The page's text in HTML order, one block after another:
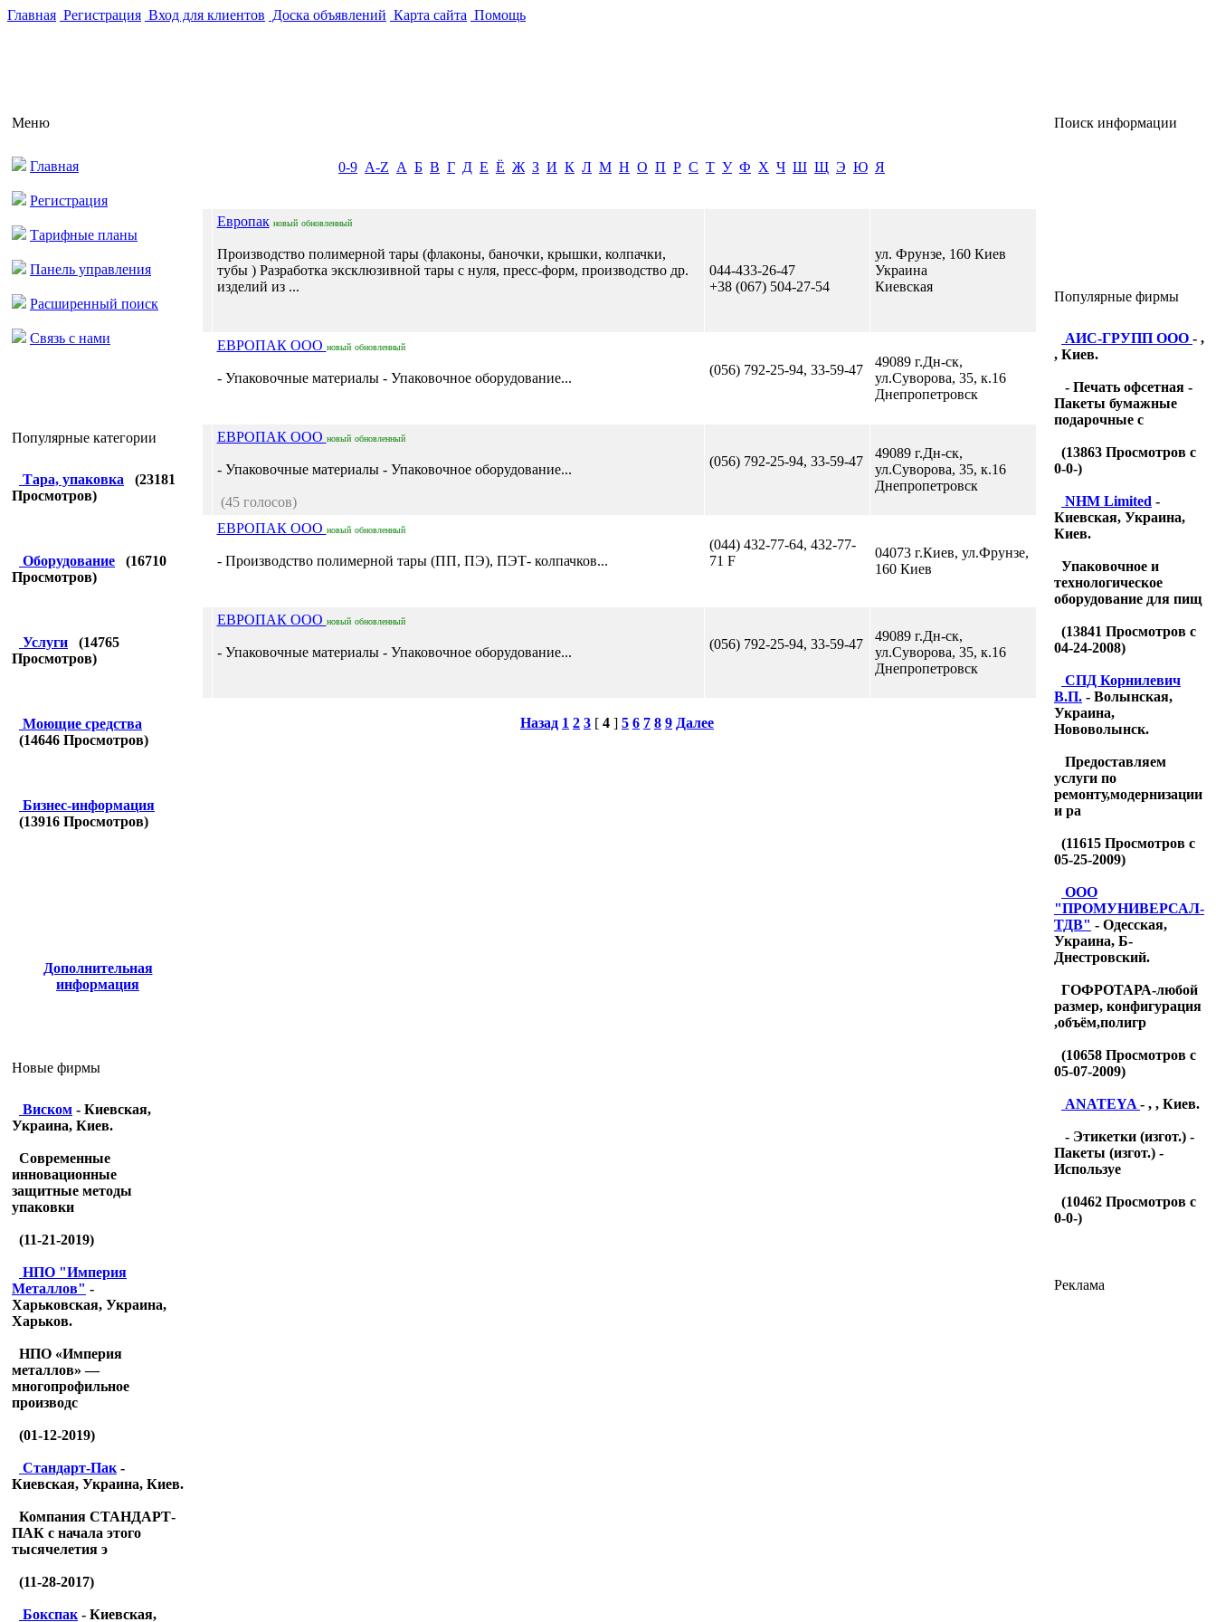
Главная Регистрация Вход для клиентов Доска объявлений Карта сайта Помощь
Меню
Главная
Регистрация
Тарифные планы
Панель управления
Расширенный поиск
Связь с нами
Популярные категории
Тара, упаковка (23181
Просмотров)
Оборудование (16710
Просмотров)
Услуги (14765
Просмотров)
Моющие средства
(14646 Просмотров)
Бизнес-информация
(13916 Просмотров)
Дополнительная
информация
Новые фирмы
Виском - Киевская,
Украина, Киев.
Современные
инновационные
защитные методы
упаковки
(11-21-2019)
НПО "Империя
Металлов" -
Харьковская, Украина,
Харьков.
НПО «Империя
металлов» —
многопрофильное
производс
(01-12-2019)
Стандарт-Пак -
Киевская, Украина, Киев.
Компания СТАНДАРТ-
ПАК с начала этого
тысячелетия э
(11-28-2017)
Бокспак - Киевская,
0-9 A-Z А Б В Г Д Е Ё Ж З И К Л М Н О П Р С Т У Ф Х Ч Ш Щ Э Ю Я
Европак новый обновленный
Производство полимерной тары (флаконы, баночки, крышки, колпачки,
тубы ) Разработка эксклюзивной тары с нуля, пресс-форм, производство др.
изделий из ...
044-433-26-47
+38 (067) 504-27-54
ул. Фрунзе, 160 Киев
Украина
Киевская
ЕВРОПАК ООО новый обновленный
- Упаковочные материалы - Упаковочное оборудование...
(056) 792-25-94, 33-59-47
49089 г.Дн-ск,
ул.Суворова, 35, к.16
Днепропетровск
ЕВРОПАК ООО новый обновленный
- Упаковочные материалы - Упаковочное оборудование...
(45 голосов)
(056) 792-25-94, 33-59-47
49089 г.Дн-ск,
ул.Суворова, 35, к.16
Днепропетровск
ЕВРОПАК ООО новый обновленный
- Производство полимерной тары (ПП, ПЭ), ПЭТ- колпачков...
(044) 432-77-64, 432-77-
71 F
04073 г.Киев, ул.Фрунзе,
160 Киев
ЕВРОПАК ООО новый обновленный
- Упаковочные материалы - Упаковочное оборудование...
(056) 792-25-94, 33-59-47
49089 г.Дн-ск,
ул.Суворова, 35, к.16
Днепропетровск
Назад 1 2 3 [ 4 ] 5 6 7 8 9 Далее
Поиск информации
Популярные фирмы
АИС-ГРУПП ООО - ,
, Киев.
- Печать офсетная -
Пакеты бумажные
подарочные с
(13863 Просмотров с
0-0-)
NHM Limited -
Киевская, Украина,
Киев.
Упаковочное и
технологическое
оборудование для пищ
(13841 Просмотров с
04-24-2008)
CПД Корнилевич
В.П. - Волынская,
Украина,
Нововолынск.
Предоставляем
услуги по
ремонту,модернизации
и ра
(11615 Просмотров с
05-25-2009)
OOO
"ПРОМУНИВЕРСАЛ-
ТДB" - Одесская,
Украина, Б-
Днестровский.
ГОФРОТАРА-любой
размер, конфигурация
,объём,полигр
(10658 Просмотров с
05-07-2009)
ANATEYA - , , Киев.
- Этикетки (изгот.) -
Пакеты (изгот.) -
Используе
(10462 Просмотров с
0-0-)
Реклама